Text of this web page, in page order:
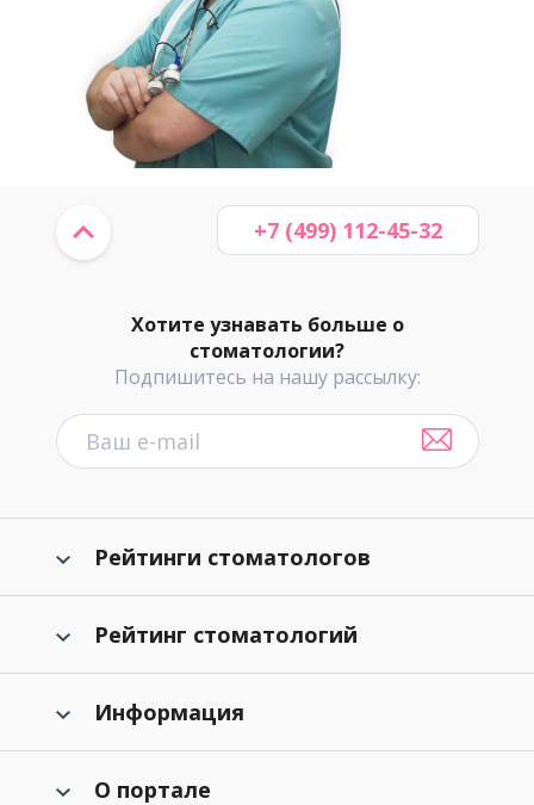
Хотите узнавать больше о
стоматологии?
Подпишитесь на нашу рассылку:
+7 (499) 112-45-32
Рейтинги стоматологов
Рейтинг стоматологий
Информация
О портале